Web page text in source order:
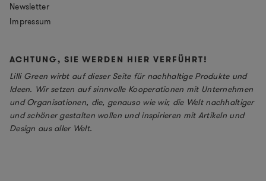
Newsletter
Impressum
ACHTUNG, SIE WERDEN HIER VERFÜHRT!
Lilli Green wirbt auf dieser Seite für nachhaltige Produkte und
Ideen. Wir setzen auf sinnvolle Kooperationen mit Unternehmen
und Organisationen, die, genauso wie wir, die Welt nachhaltiger
und schöner gestalten wollen und inspirieren mit Artikeln und
Design aus aller Welt.